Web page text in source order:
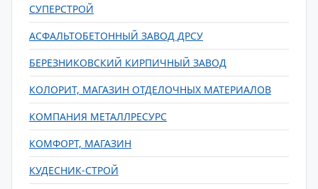
СУПЕРСТРОЙ
АСФАЛЬТОБЕТОННЫЙ ЗАВОД ДРСУ
БЕРЕЗНИКОВСКИЙ КИРПИЧНЫЙ ЗАВОД
КОЛОРИТ, МАГАЗИН ОТДЕЛОЧНЫХ МАТЕРИАЛОВ
КОМПАНИЯ МЕТАЛЛРЕСУРС
КОМФОРТ, МАГАЗИН
КУДЕСНИК-СТРОЙ